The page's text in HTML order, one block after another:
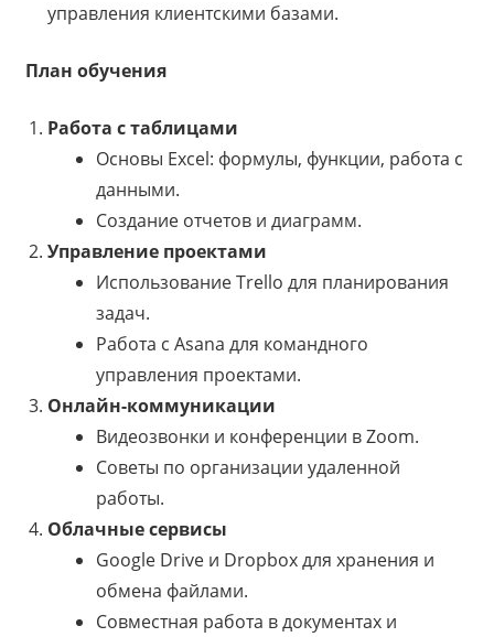
управления клиентскими базами.
План обучения
Работа с таблицами
Основы Excel: формулы, функции, работа с
данными.
Создание отчетов и диаграмм.
Управление проектами
Использование Trello для планирования
задач.
Работа с Asana для командного
управления проектами.
Онлайн-коммуникации
Видеозвонки и конференции в Zoom.
Советы по организации удаленной
работы.
Облачные сервисы
Google Drive и Dropbox для хранения и
обмена файлами.
Совместная работа в документах и